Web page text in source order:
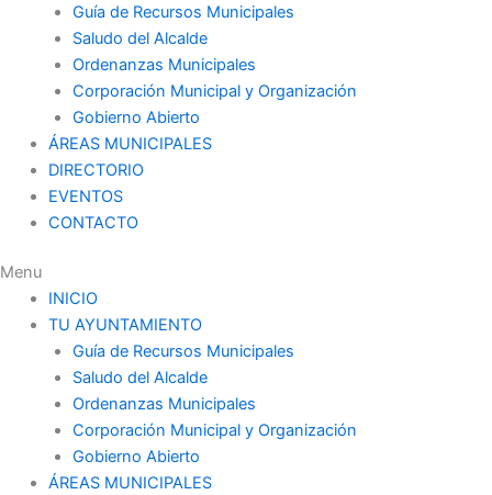
Guía de Recursos Municipales
Saludo del Alcalde
Ordenanzas Municipales
Corporación Municipal y Organización
Gobierno Abierto
ÁREAS MUNICIPALES
DIRECTORIO
EVENTOS
CONTACTO
Menu
INICIO
TU AYUNTAMIENTO
Guía de Recursos Municipales
Saludo del Alcalde
Ordenanzas Municipales
Corporación Municipal y Organización
Gobierno Abierto
ÁREAS MUNICIPALES